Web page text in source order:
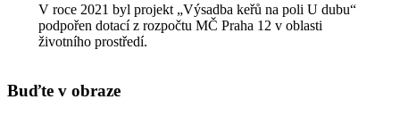
V roce 2021 byl projekt „Výsadba keřů na poli U dubu“
podpořen dotací z rozpočtu MČ Praha 12 v oblasti
životního prostředí.
Buďte v obraze